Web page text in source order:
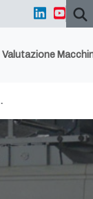
Valutazione